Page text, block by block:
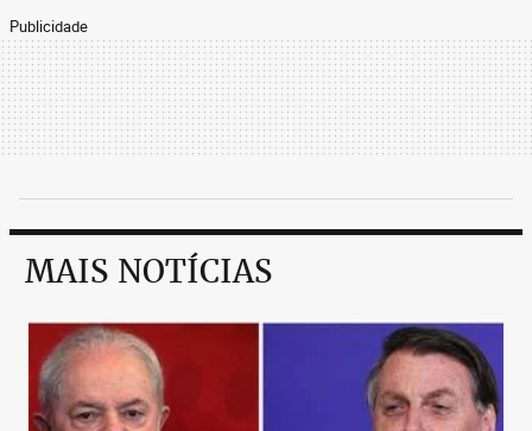
Publicidade
MAIS NOTÍCIAS